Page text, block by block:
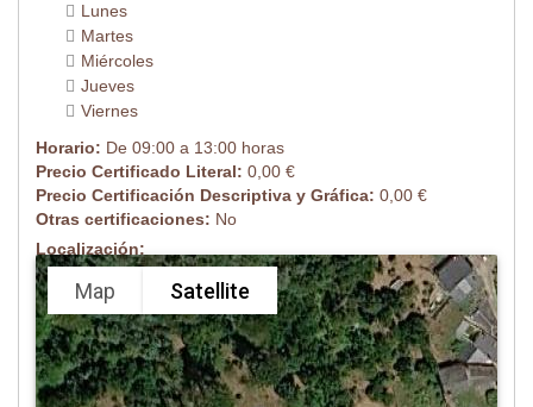
Lunes
Martes
Miércoles
Jueves
Viernes
Horario: De 09:00 a 13:00 horas
Precio Certificado Literal: 0,00 €
Precio Certificación Descriptiva y Gráfica: 0,00 €
Otras certificaciones: No
Localización:
Map Satellite